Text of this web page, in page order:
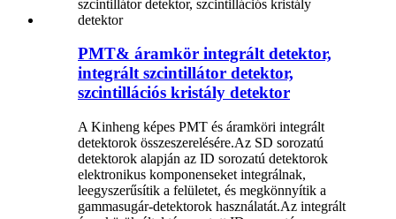
PMT& áramkör integrált detektor,
integrált szcintillátor detektor,
szcintillációs kristály detektor
A Kinheng képes PMT és áramköri integrált
detektorok összeszerelésére.Az SD sorozatú
detektorok alapján az ID sorozatú detektorok
elektronikus komponenseket integrálnak,
leegyszerűsítik a felületet, és megkönnyítik a
gammasugár-detektorok használatát.Az integrált